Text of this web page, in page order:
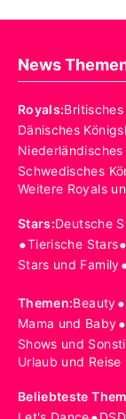
News
Royals:Britisches
Dänisches
Niederländisches
Schwedisches
Weitere Royals
Stars:Deutsche
•Tierische Stars
Stars und Family
Themen:Beauty•
Mama und Baby•
Shows und
Urlaub und Reise
Beliebteste